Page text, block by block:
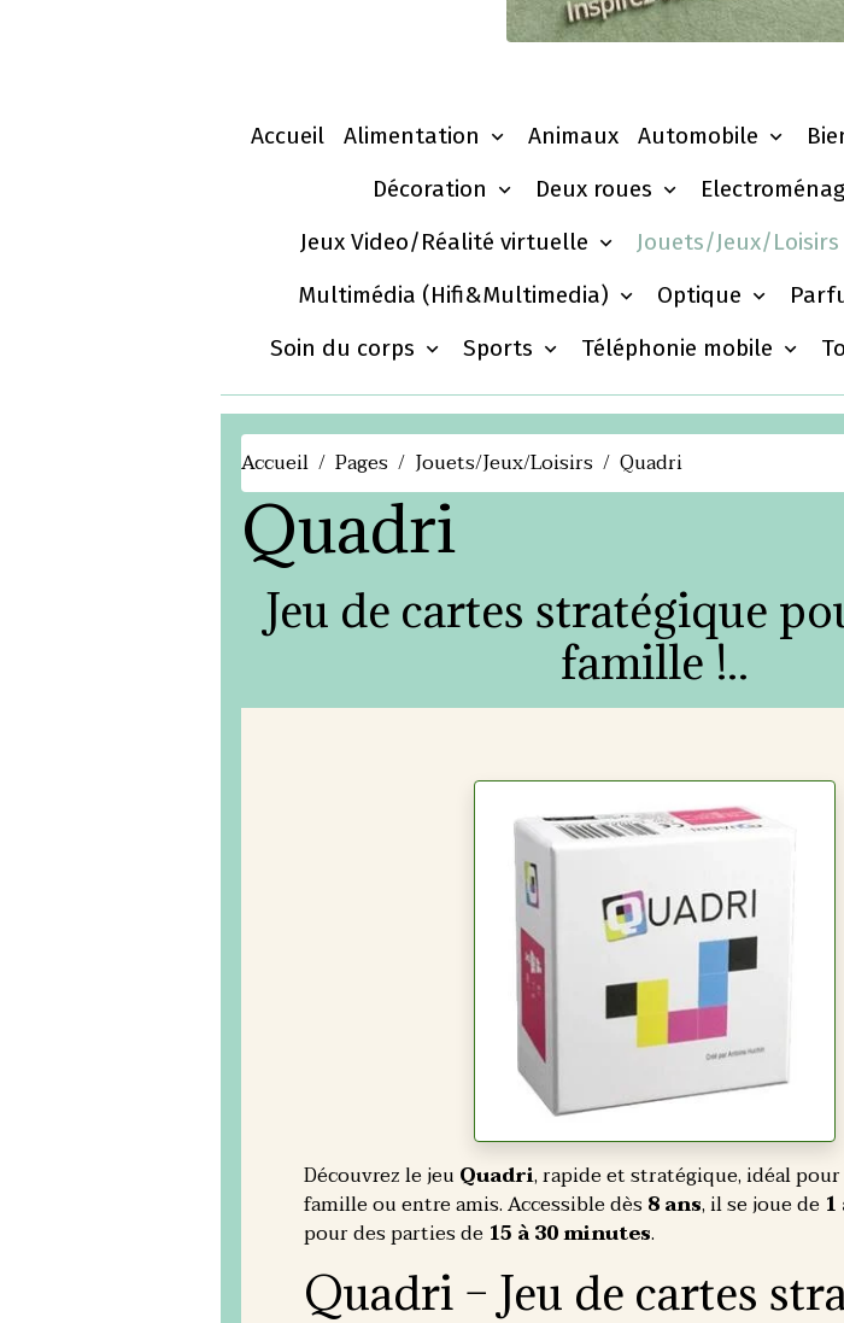
Accueil Alimentation Animaux Automobile
Décoration
Deux roues
Jeux Video/Réalité virtuelle
Jouets/Jeux/Loisirs
Multimédia (Hifi&Multimedia)
Optique
Soin du corps
Sports Téléphonie mobile
Accueil Pages Jouets/Jeux/Loisirs Quadri
Quadri
Jeu de cartes stratégique
famille !..
Découvrez le jeu Quadri, rapide et stratégique, idéal
famille ou entre amis. Accessible dès 8 ans, il se joue de
pour des parties de 15 à 30 minutes.
Quadri – Jeu de cartes